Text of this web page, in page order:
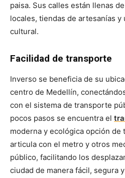
paisa. Sus calles están llenas
locales, tiendas de artesanías y
cultural.
Facilidad de transporte
Inverso se beneficia de su
centro de Medellín,
con el sistema de transporte
pocos pasos se encuentra el
moderna y ecológica opción de
articula con el metro y otros
público, facilitando los
ciudad de manera fácil, segura